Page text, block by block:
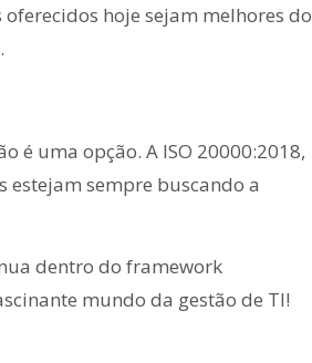
hoje sejam melhores do
é uma opção. A ISO 20000:2018,
estejam sempre buscando a
dentro do framework
mundo da gestão de TI!